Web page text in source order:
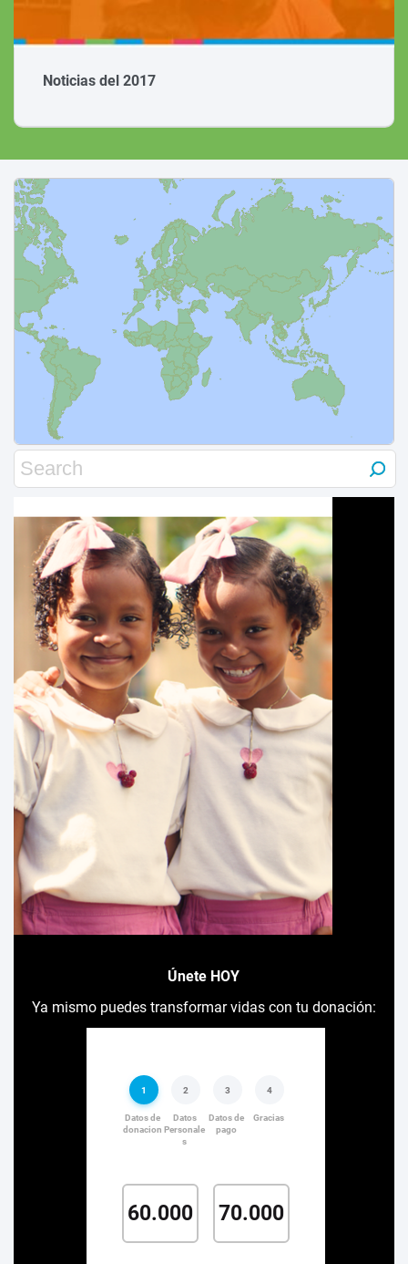
Únete HOY
Ya mismo puedes transformar vidas con tu donación: